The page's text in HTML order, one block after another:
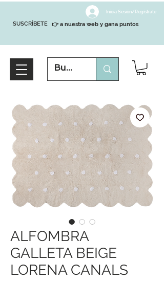
SUSCRÍBETE
Inicia Sesión/Regístrate
👉 a nuestra web y gana puntos
ALFOMBRA
GALLETA BEIGE
LORENA CANALS